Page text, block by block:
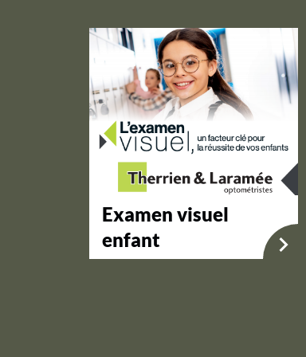
Examen visuel
enfant